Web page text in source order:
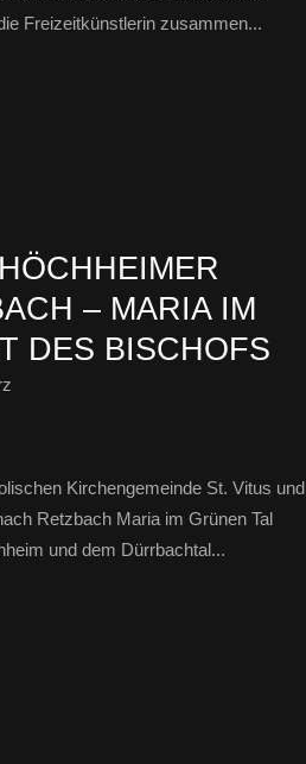
Freizeitkünstlerin zusammen...
– MARIA IM
DES BISCHOFS
Kirchengemeinde St. Vitus und
Retzbach Maria im Grünen Tal
und dem Dürrbachtal...